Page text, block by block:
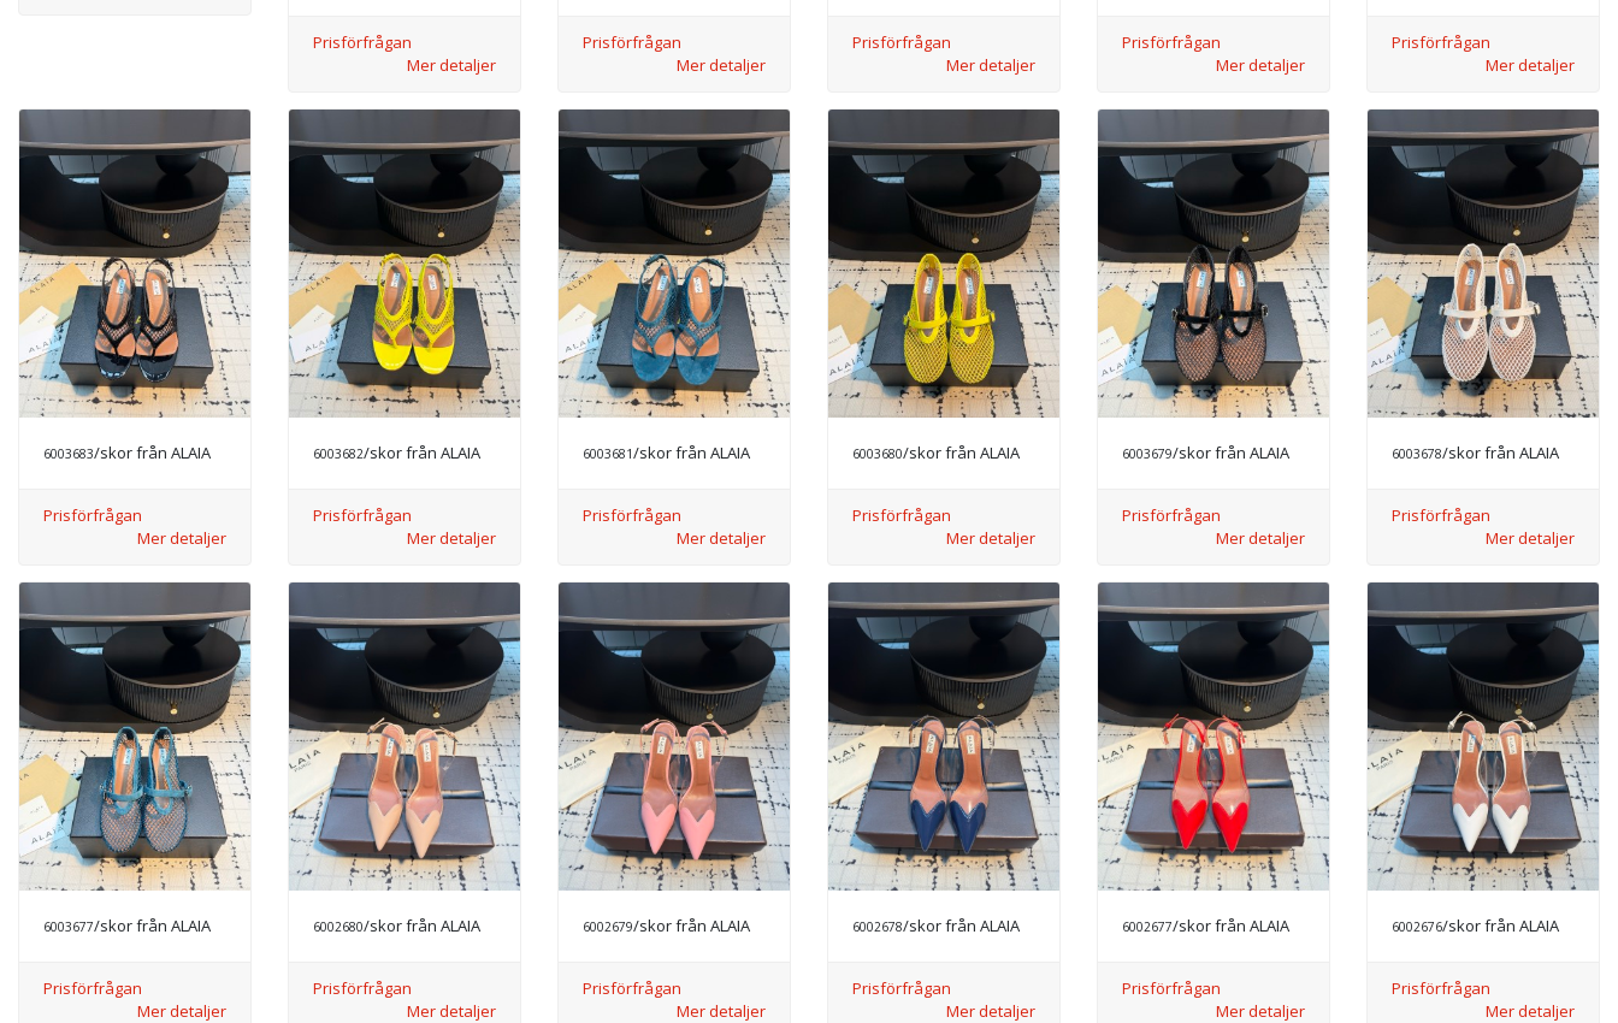
Prisförfrågan
Mer detaljer
Prisförfrågan
Mer detaljer
Prisförfrågan
Mer detaljer
Prisförfrågan
Mer detaljer
Prisförfrågan
Mer detaljer
6003683/skor från ALAIA
Prisförfrågan
Mer detaljer
6003682/skor från ALAIA
Prisförfrågan
Mer detaljer
6003681/skor från ALAIA
Prisförfrågan
Mer detaljer
6003680/skor från ALAIA
Prisförfrågan
Mer detaljer
6003679/skor från ALAIA
Prisförfrågan
Mer detaljer
6003678/skor från ALAIA
Prisförfrågan
Mer detaljer
6003677/skor från ALAIA
Prisförfrågan
Mer detaljer
6002680/skor från ALAIA
Prisförfrågan
Mer detaljer
6002679/skor från ALAIA
Prisförfrågan
Mer detaljer
6002678/skor från ALAIA
Prisförfrågan
Mer detaljer
6002677/skor från ALAIA
Prisförfrågan
Mer detaljer
6002676/skor från ALAIA
Prisförfrågan
Mer detaljer